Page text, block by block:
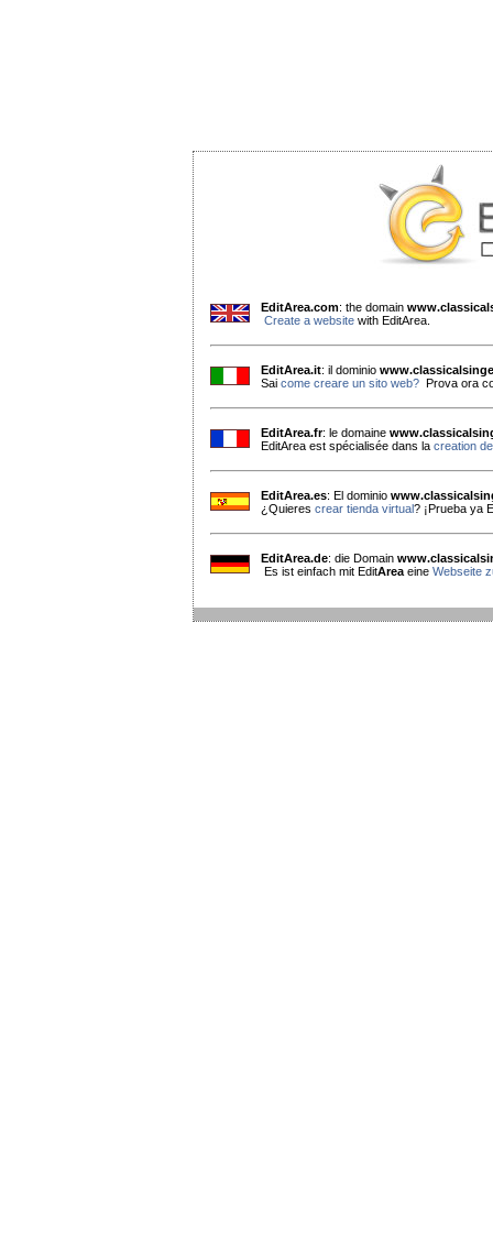
EditArea.com: the domain
Create a website with EditArea.
EditArea.it: il dominio
Sai come creare un sito web? Prova ora
EditArea.fr: le domaine
EditArea est spécialisée dans la creation
EditArea.es: El dominio
¿Quieres crear tienda virtual? ¡Prueba ya
EditArea.de: die Domain
Es ist einfach mit EditArea eine Webseite